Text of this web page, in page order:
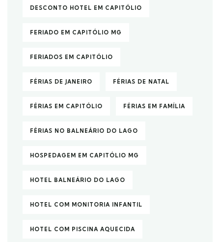
DESCONTO HOTEL EM CAPITÓLIO
FERIADO EM CAPITÓLIO MG
FERIADOS EM CAPITÓLIO
FÉRIAS DE JANEIRO FÉRIAS DE NATAL
FÉRIAS EM CAPITÓLIO FÉRIAS EM FAMÍLIA
FÉRIAS NO BALNEÁRIO DO LAGO
HOSPEDAGEM EM CAPITÓLIO MG
HOTEL BALNEÁRIO DO LAGO
HOTEL COM MONITORIA INFANTIL
HOTEL COM PISCINA AQUECIDA